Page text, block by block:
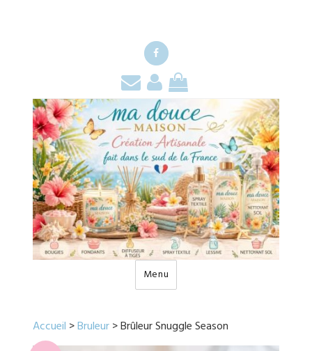
Facebook
Contact
Mon
compte
Mon
panier
Menu
Accueil >Bruleur> Brûleur Snuggle Season